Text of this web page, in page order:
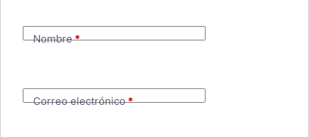
Nombre*
Correo electrónico*